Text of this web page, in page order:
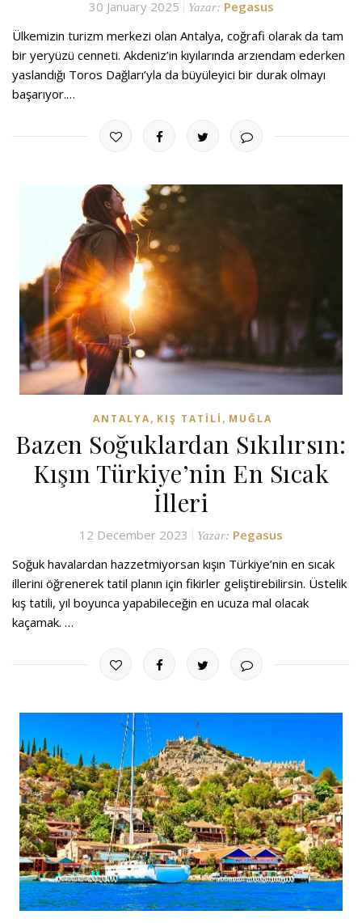
30 January 2025 Yazar: Pegasus
Ülkemizin turizm merkezi olan Antalya, coğrafi olarak da tam
bir yeryüzü cenneti. Akdeniz’in kıyılarında arzıendam ederken
yaslandığı Toros Dağları’yla da büyüleyici bir durak olmayı
başarıyor.…
ANTALYA, KIŞ TATILI , MUĞLA
Bazen Soğuklardan Sıkılırsın:
Kışın Türkiye’nin En Sıcak
İlleri
12 December 2023 Yazar: Pegasus
Soğuk havalardan hazzetmiyorsan kışın Türkiye’nin en sıcak
illerini öğrenerek tatil planın için fikirler geliştirebilirsin. Üstelik
kış tatili, yıl boyunca yapabileceğin en ucuza mal olacak
kaçamak. …